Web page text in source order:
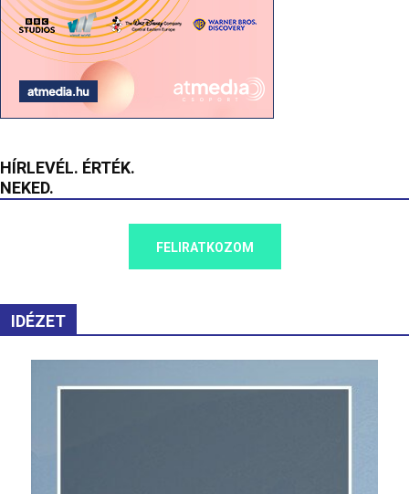
HÍRLEVÉL. ÉRTÉK.
NEKED.
FELIRATKOZOM
IDÉZET